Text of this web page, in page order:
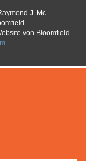
J. Mc.
von Bloomfield